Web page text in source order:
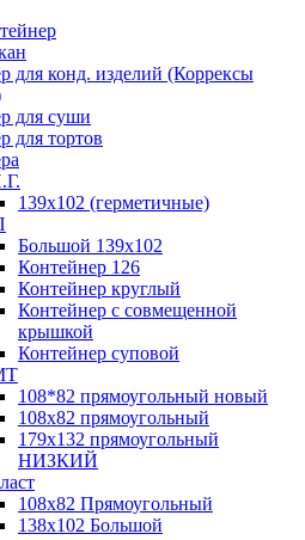
для конд. изделий (Коррексы
для суши
для тортов
139х102 (герметичные)
Большой 139х102
Контейнер 126
Контейнер круглый
Контейнер с совмещенной
крышкой
Контейнер суповой
108*82 прямоугольный новый
108х82 прямоугольный
179х132 прямоугольный
НИЗКИЙ
108х82 Прямоугольный
138х102 Большой